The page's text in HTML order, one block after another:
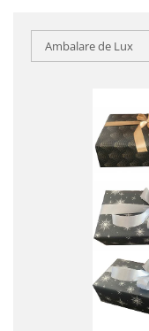
Ambalare de Lux